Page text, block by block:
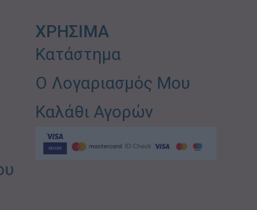
ΧΡΗΣΙΜΑ
Κατάστημα
Ο Λογαριασμός Μου
Καλάθι Αγορών